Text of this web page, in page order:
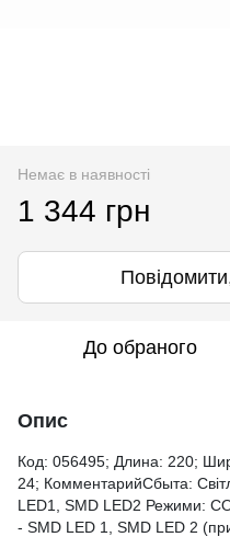
Немає в наявності
1 344 грн
До обраного
Опис
Код: 056495; Длина: 220;
24; КомментарийСбыта:
LED1, SMD LED2 Режими:
- SMD LED 1, SMD LED 2